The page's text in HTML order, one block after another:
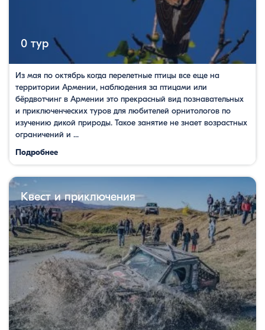
0 тур
Из мая по октябрь когда перелетные птицы все еще на
территории Армении, наблюдения за птицами или
бёрдвотчинг в Армении это прекрасный вид познавательных
и приключенческих туров для любителей орнитологов по
изучению дикой природы. Такое занятие не знает возрастных
ограничений и ...
Подробнее
Квест и приключения